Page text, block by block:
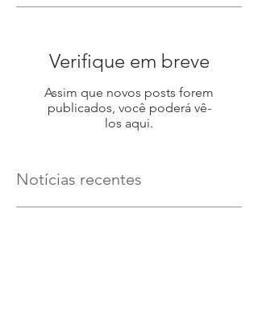
Verifique em breve
Assim que novos posts forem
publicados, você poderá vê-
los aqui.
Notícias recentes